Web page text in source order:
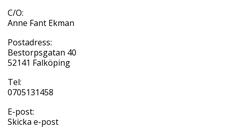
C/O:
Anne Fant Ekman
Postadress:
Bestorpsgatan 40
52141 Falköping
Tel:
0705131458
E-post:
Skicka e-post